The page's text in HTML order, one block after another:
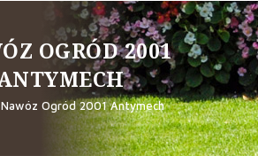
OGRÓD 2001
Nawóz Ogród 2001 Antymech